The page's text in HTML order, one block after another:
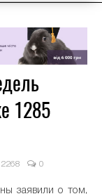
1285
2268 0
заявили о том,